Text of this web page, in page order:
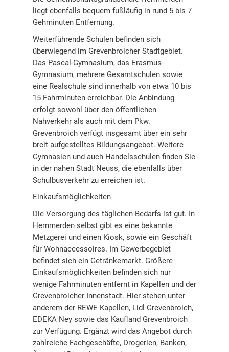
liegt ebenfalls bequem fußläufig in rund 5 bis 7
Gehminuten Entfernung.
Weiterführende Schulen befinden sich
überwiegend im Grevenbroicher Stadtgebiet.
Das Pascal-Gymnasium, das Erasmus-
Gymnasium, mehrere Gesamtschulen sowie
eine Realschule sind innerhalb von etwa 10 bis
15 Fahrminuten erreichbar. Die Anbindung
erfolgt sowohl über den öffentlichen
Nahverkehr als auch mit dem Pkw.
Grevenbroich verfügt insgesamt über ein sehr
breit aufgestelltes Bildungsangebot. Weitere
Gymnasien und auch Handelsschulen finden Sie
in der nahen Stadt Neuss, die ebenfalls über
Schulbusverkehr zu erreichen ist.
Einkaufsmöglichkeiten
Die Versorgung des täglichen Bedarfs ist gut. In
Hemmerden selbst gibt es eine bekannte
Metzgerei und einen Kiosk, sowie ein Geschäft
für Wohnaccessoires. Im Gewerbegebiet
befindet sich ein Getränkemarkt. Größere
Einkaufsmöglichkeiten befinden sich nur
wenige Fahrminuten entfernt in Kapellen und der
Grevenbroicher Innenstadt. Hier stehen unter
anderem der REWE Kapellen, Lidl Grevenbroich,
EDEKA Ney sowie das Kaufland Grevenbroich
zur Verfügung. Ergänzt wird das Angebot durch
zahlreiche Fachgeschäfte, Drogerien, Banken,